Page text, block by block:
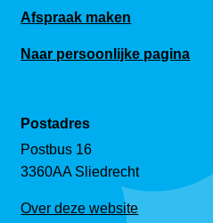
Afspraak maken
Naar persoonlijke pagina
Postadres
Postbus 16
3360AA Sliedrecht
Over deze website